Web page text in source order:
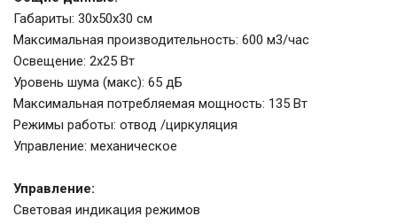
Габариты: 30х50х30 см
Максимальная производительность: 600 м3/час
Освещение: 2х25 Вт
Уровень шума (макс): 65 дБ
Максимальная потребляемая мощность: 135 Вт
Режимы работы: отвод /циркуляция
Управление: механическое
Управление:
Световая индикация режимов